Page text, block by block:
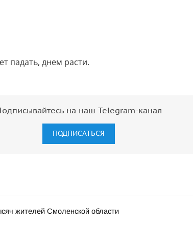
падать, днем расти.
на наш Telegram-канал
ПОДПИСАТЬСЯ
жителей Смоленской области